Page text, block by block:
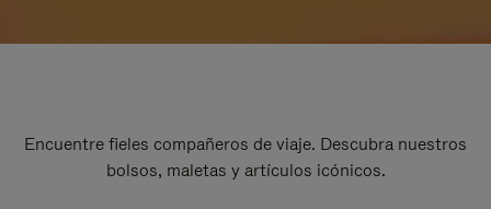
Encuentre fieles compañeros de viaje. Descubra nuestros
bolsos, maletas y artículos icónicos.